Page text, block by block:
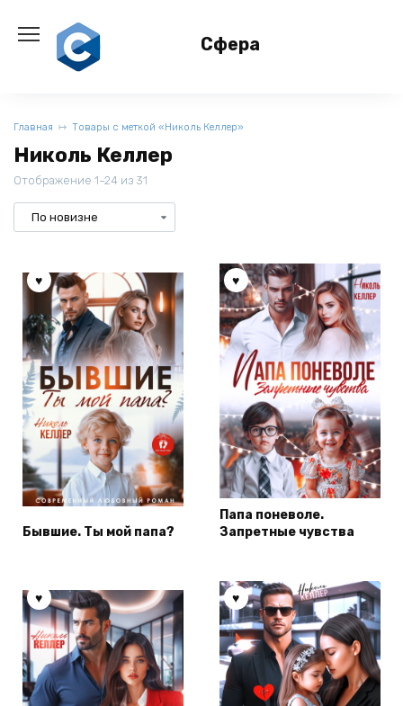
содержанию
Сфера
Главная Товары с меткой «Николь Келлер»
Николь Келлер
Отображение 1–24 из 31
Бывшие. Ты мой папа?
Папа поневоле.
Запретные чувства